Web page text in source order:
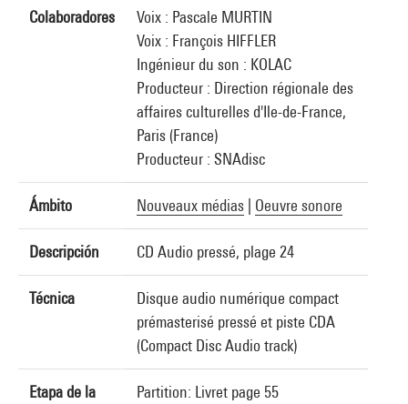
Colaboradores
Voix : Pascale MURTIN
Voix : François HIFFLER
Ingénieur du son : KOLAC
Producteur : Direction régionale des
affaires culturelles d'Ile-de-France,
Paris (France)
Producteur : SNAdisc
Ámbito Nouveaux médias Oeuvre sonore
Descripción CD Audio pressé, plage 24
Técnica
Disque audio numérique compact
prémasterisé pressé et piste CDA
(Compact Disc Audio track)
Etapa de la Partition: Livret page 55